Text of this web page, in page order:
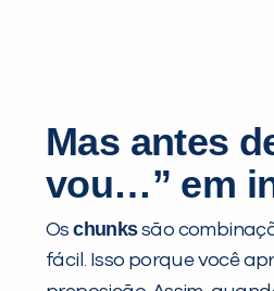
Mas antes
vou…” em
Oschunkssão
fácil. Isso porque você